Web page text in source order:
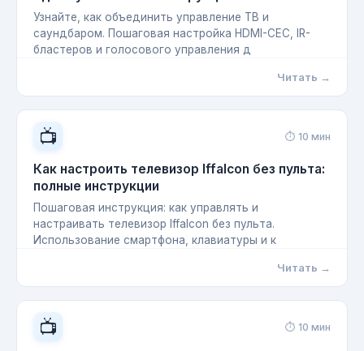
Узнайте, как объединить управление ТВ и
саундбаром. Пошаговая настройка HDMI-CEC, IR-
бластеров и голосового управления д
Читать →
📺 ⏱ 10 мин
Как настроить телевизор Iffalcon без пульта:
полные инструкции
Пошаговая инструкция: как управлять и
настраивать телевизор Iffalcon без пульта.
Использование смартфона, клавиатуры и к
Читать →
📺 ⏱ 10 мин